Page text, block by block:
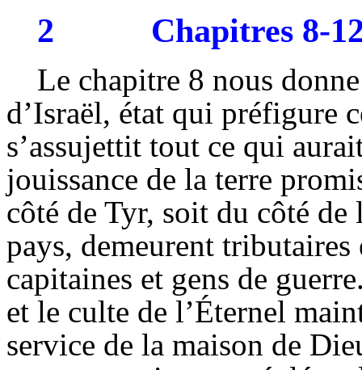
2 Chapitres 8-
Le chapitre 8 nous
d’Israël, état qui préfigure
s’assujettit tout ce qui
jouissance de la terre
côté de Tyr, soit du côté de
pays, demeurent tributaires
capitaines et gens de
et le culte de l’Éternel
service de la maison de